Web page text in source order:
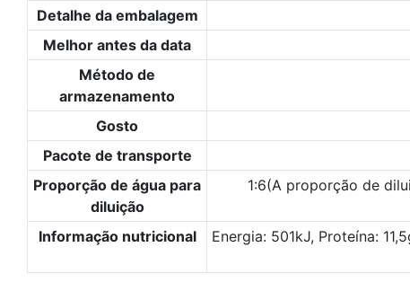
Detalhe da embalagem
Melhor antes da data
Método de
armazenamento
Gosto
Pacote de transporte
Proporção de água para
diluição
1:6(A proporção de
Informação nutricional
Energia: 501kJ, Proteína: